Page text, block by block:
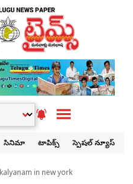
సినిమా టాపిక్స్ స్పెషల్ న్యూస్
in new york